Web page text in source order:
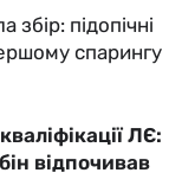
збір: підопічні
спарингу
ЛЄ:
відпочивав